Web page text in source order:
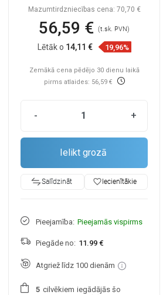
74653R72-70
Mazumtirdzniecības cena: 70,70 €
56,59 €(t.sk. PVN)
Lētāk o 14,11 € 19,96%
Zemākā cena pēdējo 30 dienu laikā
pirms atlaides: 56,59 €
- +
Ielikt grozā
Salīdzināt favorite_borderIecienītākie
Pieejamība: Pieejamās vispirms
Piegāde no: 11.99 €
Atgriež līdz 100 dienām
5 cilvēkiem iegādājās šo